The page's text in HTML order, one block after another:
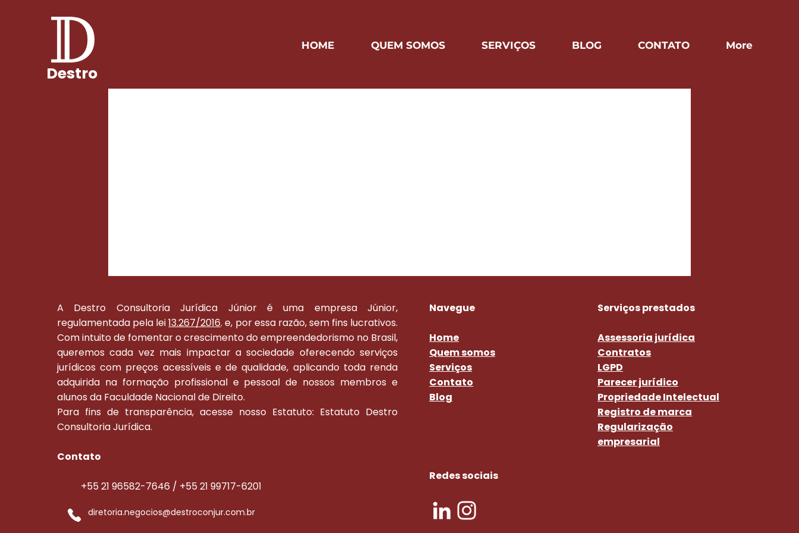
Destro
HOME QUEM SOMOS SERVIÇOS BLOG CONTATO More
A Destro Consultoria Jurídica Júnior é uma empresa Júnior,
regulamentada pela lei13.267/2016.e, por essa razão, sem fins lucrativos.
Com intuito de fomentar o crescimento do empreendedorismo no Brasil,
queremos cada vez mais impactar a sociedade oferecendo serviços
jurídicos com preços acessíveis e de qualidade, aplicando toda renda
adquirida na formação profissional e pessoal de nossos membros e
alunos da Faculdade Nacional de Direito.
Para fins de transparência, acesse nosso Estatuto: Estatuto Destro
Consultoria Jurídica.
Contato
+55 21 96582-7646 / +55 21 99717-6201
diretoria.negocios@destroconjur.com.br
Navegue
Home
Quem somos
Serviços
Contato
Blog
Redes sociais
Serviços prestados
Assessoria jurídica
Contratos
LGPD
Parecer jurídico
Propriedade Intelectual
Registro de marca
Regularização
empresarial